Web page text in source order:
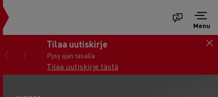
Menu
Tilaa uutiskirje
Pysy ajan tasalla
Tilaa uutiskirje tästä